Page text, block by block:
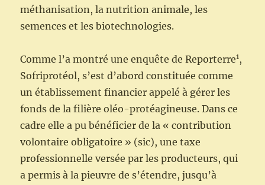
méthanisation, la nutrition animale, les
semences et les biotechnologies.
Comme l’a montré une enquête de Reporterre1,
Sofriprotéol, s’est d’abord constituée comme
un établissement financier appelé à gérer les
fonds de la filière oléo-protéagineuse. Dans ce
cadre elle a pu bénéficier de la « contribution
volontaire obligatoire » (sic), une taxe
professionnelle versée par les producteurs, qui
a permis à la pieuvre de s’étendre, jusqu’à